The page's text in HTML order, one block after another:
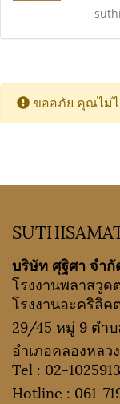
ขออภัย คุณไม่ไ
บริษัท ศุฐิศา จำกั
โรงงานพลาสวูด
โรงงานอะคริลิค
29/45 หมู่ 9 ตำ
อำเภอคลองหลว
Tel : 02-1025913
Hotline : 061-